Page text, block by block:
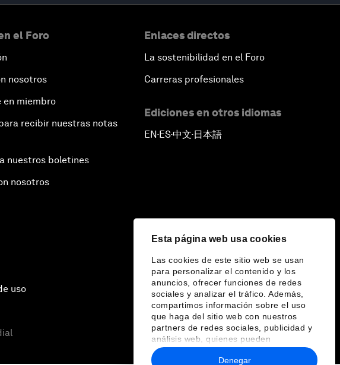
Esta página web usa cookies
Las cookies de este sitio web se usan
para personalizar el contenido y los
anuncios, ofrecer funciones de redes
sociales y analizar el tráfico. Además,
compartimos información sobre el uso
que haga del sitio web con nuestros
partners de redes sociales, publicidad y
análisis web, quienes pueden
combinarla con otra información que les
haya proporcionado o que hayan
Denegar
el Foro
nosotros
en miembro
recibir nuestras notas
nuestros boletines
nosotros
Enlaces directos
La sostenibilidad en el Foro
Carreras profesionales
Ediciones en otros idiomas
EN▪ES▪中文▪ 日本語
uso